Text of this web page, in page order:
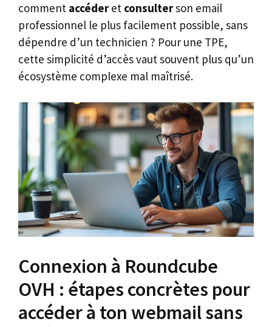
comment accéderet consulterson email
professionnel le plus facilement possible, sans
dépendre d’un technicien ? Pour une TPE,
cette simplicité d’accès vaut souvent plus qu’un
écosystème complexe mal maîtrisé.
Connexion à Roundcube
OVH : étapes concrètes pour
accéder à ton webmail sans